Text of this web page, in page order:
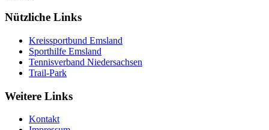
Nützliche Links
Kreissportbund Emsland
Sporthilfe Emsland
Tennisverband Niedersachsen
Trail-Park
Weitere Links
Kontakt